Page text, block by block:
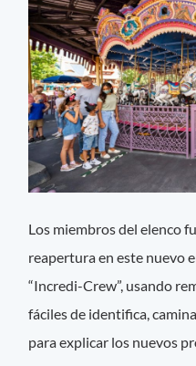
Los miembros del elenco
reapertura en este nuevo
“Incredi-Crew”, usando
fáciles de identifica,
para explicar los nuevos